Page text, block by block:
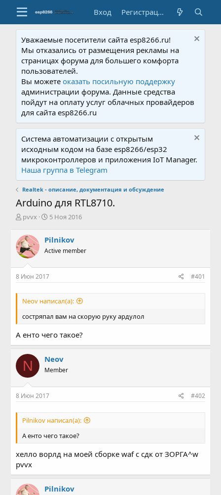
Вход Регистрация
Уважаемые посетители сайта esp8266.ru!
Мы отказались от размещения рекламы на
страницах форума для большего комфорта
пользователей.
Вы можетеоказать посильную поддержку
администрации форума. Данные средства
пойдут на оплату услуг облачных провайдеров
для сайта esp8266.ru
Система автоматизации с открытым
исходным кодом на базе esp8266/esp32
микроконтроллеров и приложения IoT Manager.
Наша группа в Telegram
Realtek - описание, документация и обсуждение
Arduino для RTL8710.
А
т
о
р
т
е
м
pvvx
Д
а
н
ч
5 Ноя 2016
Pilnikov
Active member
8 Июн 2017 #401
Neov написал(а):
состряпал вам на скорую руку ардулол
А енто чего такое?
N Neov
Member
8 Июн 2017 #402
Pilnikov написал(а):
А енто чего такое?
хелло ворлд на моей сборке waf с сдк от ЗОРГА^w
pvvx
Pilnikov